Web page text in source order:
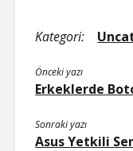
Kategori:
Önceki yazı
Erkeklerde
Sonraki yazı
Asus Yetkili